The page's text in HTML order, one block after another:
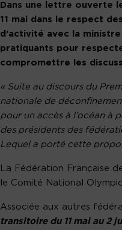
Dans une lettre ouverte
11 mai dans le respect
d’activité avec la
pratiquants pour
compromettre les
« Suite au discours du
nationale de
pour un accès à l’océan à
des présidents des
Lequel a porté cette
La Fédération Française
le Comité National
Associée aux autres
transitoire du 11 mai au 2